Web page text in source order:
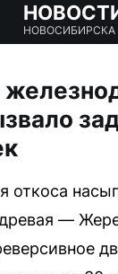
НОВОСИБИРСКА
откоса
—